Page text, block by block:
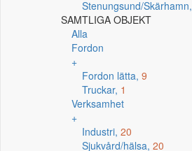
Stenungsund/Skärhamn,
SAMTLIGA OBJEKT
Alla
Fordon
+
Fordon lätta, 9
Truckar, 1
Verksamhet
+
Industri, 20
Sjukvård/hälsa, 20